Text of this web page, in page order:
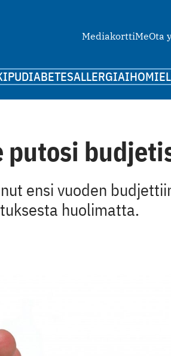
MediakorttiMeOta
DIABETESALLERGIAIHO
putosi
ensi vuoden
huolimatta.